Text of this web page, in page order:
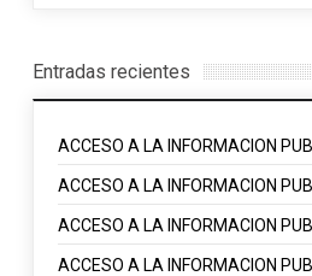
Entradas recientes
ACCESO A LA INFORMACION
ACCESO A LA INFORMACION
ACCESO A LA INFORMACION
ACCESO A LA INFORMACION